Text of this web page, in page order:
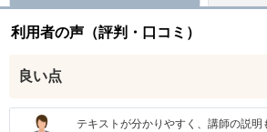
利用者の声（評判・口コミ）
良い点
テキストが分かりやすく、講師の説